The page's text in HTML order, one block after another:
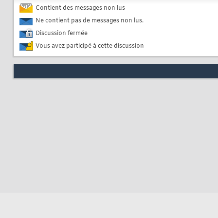
Contient des messages non lus
Ne contient pas de messages non lus.
Discussion fermée
Vous avez participé à cette discussion